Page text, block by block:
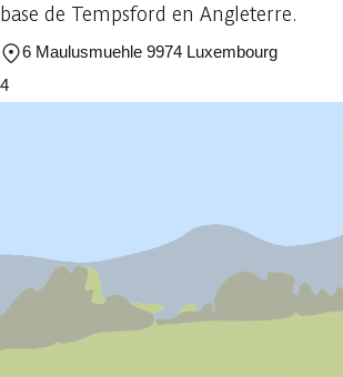
base de Tempsford en Angleterre.
6 Maulusmuehle 9974 Luxembourg
4